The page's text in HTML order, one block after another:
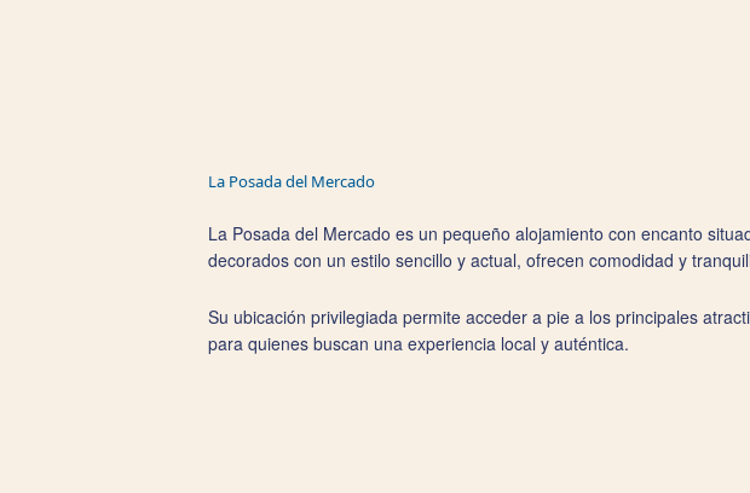
La Posada del Mercado
La Posada del Mercado es un pequeño alojamiento con encanto
decorados con un estilo sencillo y actual, ofrecen comodidad y
Su ubicación privilegiada permite acceder a pie a los principales
para quienes buscan una experiencia local y auténtica.